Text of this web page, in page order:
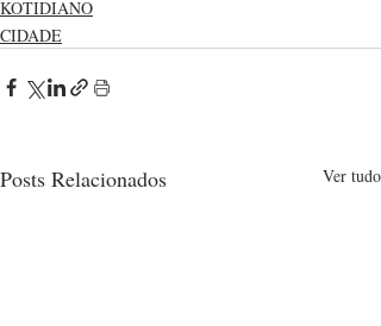
KOTIDIANO
CIDADE
Posts Relacionados Ver tudo